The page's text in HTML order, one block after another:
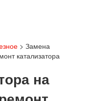
> Замена
катализатора
на